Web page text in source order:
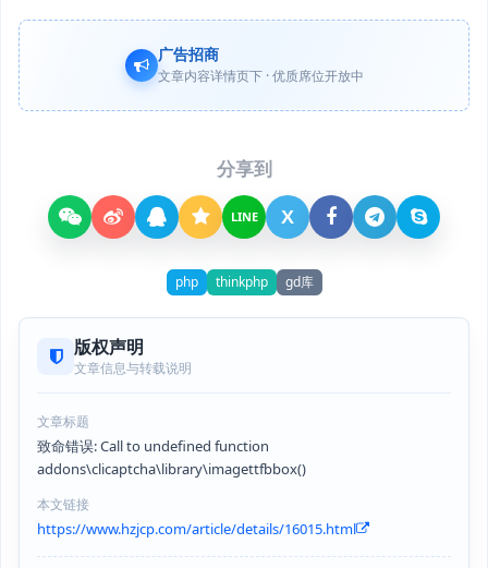
广告招商
文章内容详情页下 · 优质席位开放中
分享到
LINE X
php thinkphp gd库
版权声明
文章信息与转载说明
文章标题
致命错误: Call to undefined function
addons\clicaptcha\library\imagettfbbox()
本文链接
https://www.hzjcp.com/article/details/16015.html